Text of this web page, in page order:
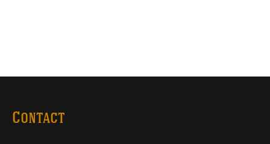
Contact